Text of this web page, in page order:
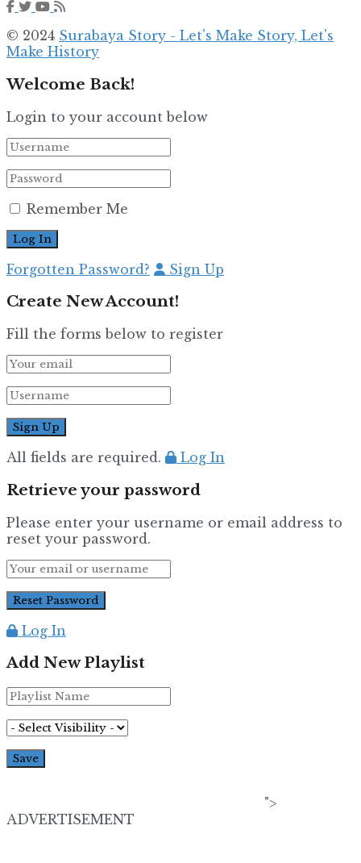
© 2024 Surabaya Story - Let's Make Story, Let's
Make History
Welcome Back!
Login to your account below
Remember Me
Forgotten Password? Sign Up
Create New Account!
Fill the forms below to register
All fields are required. Log In
Retrieve your password
Please enter your username or email address to
reset your password.
Log In
Add New Playlist
">
ADVERTISEMENT